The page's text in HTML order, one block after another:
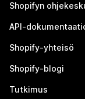
Shopifyn
API-
Shopify-yhteisö
Shopify-blogi
Tutkimus